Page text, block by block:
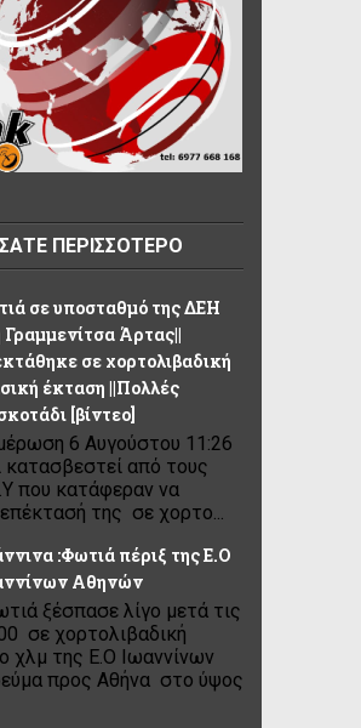
ΠΕΡΙΣΣΟΤΕΡΟ
σε υποσταθμό της ΔΕΗ
Γραμμενίτσα Άρτας||
σε χορτολιβαδική
έκταση ||Πολλές
[βίντεο]
6 Αυγούστου 11:26
από τους
που κατάφεραν να
της σε χορτο...
:Φωτιά πέριξ της Ε.Ο
Αθηνών
ξέσπασε λίγο μετά τις
σε χορτολιβαδική
χλμ της Ε.Ο Ιωαννίνων
προς Αθήνα στο ύψος